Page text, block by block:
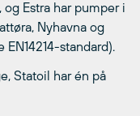
og Estra har pumper i
Nyhavna og
standard).
Statoil har én på